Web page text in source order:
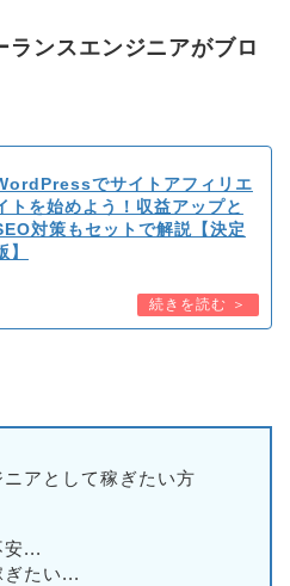
ランスエンジニアがブロ
でサイトアフィリエ
トを始めよう！収益アップと
対策もセットで解説【決定
】
ニアとして稼ぎたい方
安...
たい...